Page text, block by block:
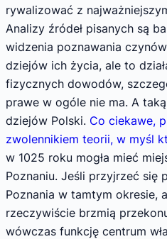
rywalizować z
Analizy źródeł pisanych są
widzenia poznawania
dziejów ich życia, ale to
fizycznych dowodów,
prawe w ogóle nie ma. A
dziejów Polski. Co ciekawe,
zwolennikiem teorii, w myśl
w 1025 roku mogła mieć
Poznaniu. Jeśli przyjrzeć się
Poznania w tamtym okresie,
rzeczywiście brzmią
wówczas funkcję centrum